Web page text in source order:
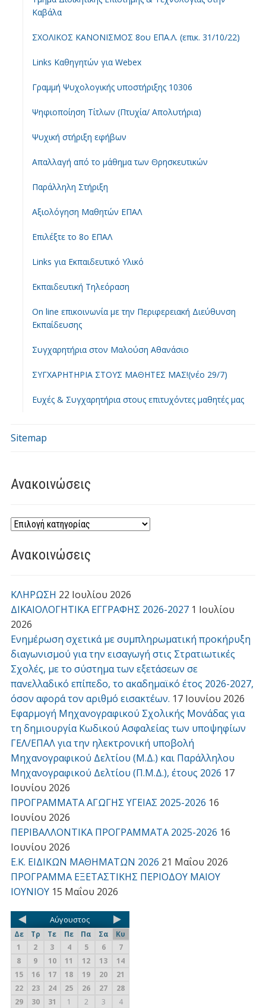
Καβάλα
ΣΧΟΛΙΚΟΣ ΚΑΝΟΝΙΣΜΟΣ 8ου ΕΠΑ.Λ. (επικ. 31/10/22)
Links Καθηγητών για Webex
Γραμμή Ψυχολογικής υποστήριξης 10306
Ψηφιοποίηση Τίτλων (Πτυχία/ Απολυτήρια)
Ψυχική στήριξη εφήβων
Απαλλαγή από το μάθημα των Θρησκευτικών
Παράλληλη Στήριξη
Αξιολόγηση Μαθητών ΕΠΑΛ
Επιλέξτε το 8ο ΕΠΑΛ
Links για Εκπαιδευτικό Υλικό
Εκπαιδευτική Τηλεόραση
On line επικοινωνία με την Περιφερειακή Διεύθυνση
Εκπαίδευσης
Συγχαρητήρια στον Μαλούση Αθανάσιο
ΣΥΓΧΑΡΗΤΗΡΙΑ ΣΤΟΥΣ ΜΑΘΗΤΕΣ ΜΑΣ!(νέο 29/7)
Ευχές & Συγχαρητήρια στους επιτυχόντες μαθητές μας
Sitemap
Ανακοινώσεις
Ανακοινώσεις
ΚΛΗΡΩΣΗ 22 Ιουλίου 2026
ΔΙΚΑΙΟΛΟΓΗΤΙΚΑ ΕΓΓΡΑΦΗΣ 2026-2027 1 Ιουλίου
2026
Ενημέρωση σχετικά με συμπληρωματική προκήρυξη
διαγωνισμού για την εισαγωγή στις Στρατιωτικές
Σχολές, με το σύστημα των εξετάσεων σε
πανελλαδικό επίπεδο, το ακαδημαϊκό έτος 2026-2027,
όσον αφορά τον αριθμό εισακτέων. 17 Ιουνίου 2026
Εφαρμογή Μηχανογραφικού Σχολικής Μονάδας για
τη δημιουργία Κωδικού Ασφαλείας των υποψηφίων
ΓΕΛ/ΕΠΑΛ για την ηλεκτρονική υποβολή
Μηχανογραφικού Δελτίου (Μ.Δ.) και Παράλληλου
Μηχανογραφικού Δελτίου (Π.Μ.Δ.), έτους 2026 17
Ιουνίου 2026
ΠΡΟΓΡΑΜΜΑΤΑ ΑΓΩΓΗΣ ΥΓΕΙΑΣ 2025-2026 16
Ιουνίου 2026
ΠΕΡΙΒΑΛΛΟΝΤΙΚΑ ΠΡΟΓΡΑΜΜΑΤΑ 2025-2026 16
Ιουνίου 2026
Ε.Κ. ΕΙΔΙΚΩΝ ΜΑΘΗΜΑΤΩΝ 2026 21 Μαΐου 2026
ΠΡΟΓΡΑΜΜΑ ΕΞΕΤΑΣΤΙΚΗΣ ΠΕΡΙΟΔΟΥ ΜΑΙΟΥ
ΙΟΥΝΙΟΥ 15 Μαΐου 2026
Αύγουστος
Δε Τρ Τε Πε Πα Σα
Κυ
1
2 3 4 5 6
7
8
9 10 11 12 13
14
15
16 17 18 19 20
21
22
23 24 25 26 27
28
29
30 31 1 2 3 4